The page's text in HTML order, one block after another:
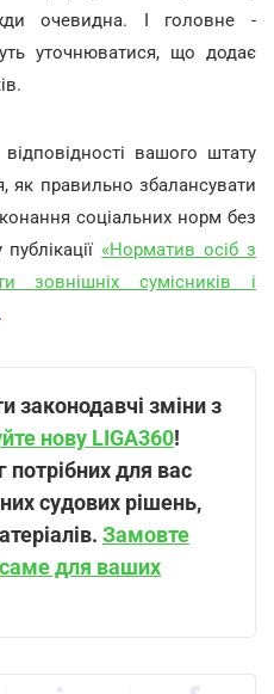
очевидна. І головне -
уточнюватися, що додає
вашого штату
як правильно збалансувати
соціальних норм без
«Норматив осіб з
зовнішніх сумісників і
.
законодавчі зміни з
нову LIGA360!
потрібних для вас
судових рішень,
Замовте
для ваших